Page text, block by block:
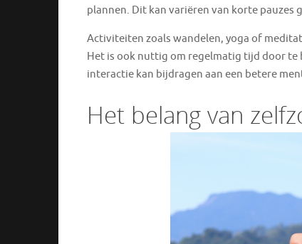
plannen. Dit kan variëren van korte
Activiteiten zoals wandelen, yoga of
Het is ook nuttig om regelmatig tijd door
interactie kan bijdragen aan een betere
Het belang van